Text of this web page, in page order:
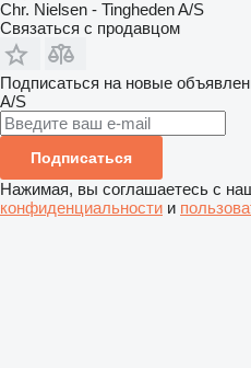
Chr. Nielsen - Tingheden A/S
Связаться с продавцом
Подписаться на новые
A/S
Подписаться
Нажимая, вы соглашаетесь с
конфиденциальности и